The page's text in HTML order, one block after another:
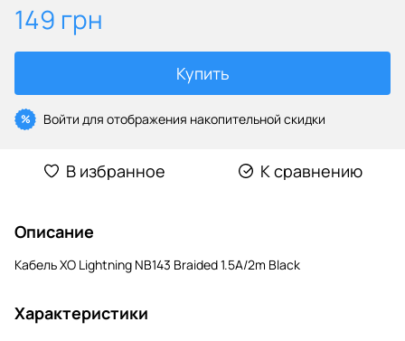
149 грн
Купить
% Войти для отображения накопительной скидки
В избранное К сравнению
Описание
Кабель XO Lightning NB143 Braided 1.5A/2m Black
Характеристики